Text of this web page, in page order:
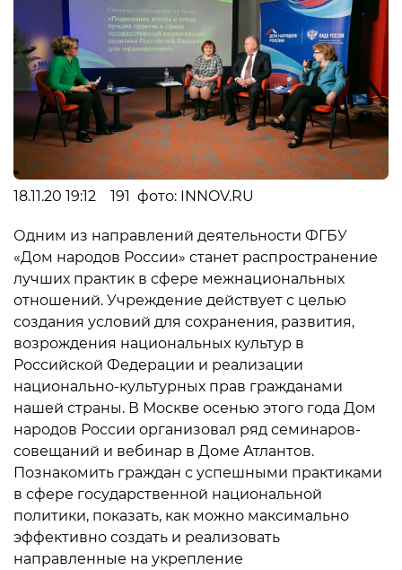
18.11.20 19:12 191 фото: INNOV.RU
Одним из направлений деятельности ФГБУ
«Дом народов России» станет распространение
лучших практик в сфере межнациональных
отношений. Учреждение действует с целью
создания условий для сохранения, развития,
возрождения национальных культур в
Российской Федерации и реализации
национально-культурных прав гражданами
нашей страны. В Москве осенью этого года Дом
народов России организовал ряд семинаров-
совещаний и вебинар в Доме Атлантов.
Познакомить граждан с успешными практиками
в сфере государственной национальной
политики, показать, как можно максимально
эффективно создать и реализовать
направленные на укрепление